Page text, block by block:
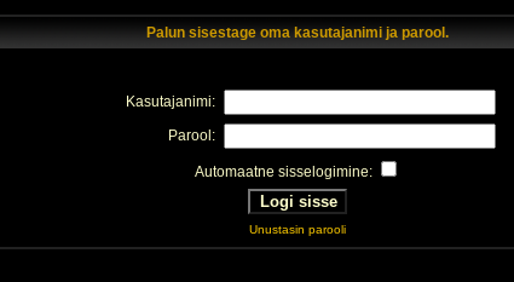
Palun sisestage oma kasutajanimi ja parool.
Kasutajanimi:
Parool:
Automaatne sisselogimine:
Unustasin parooli